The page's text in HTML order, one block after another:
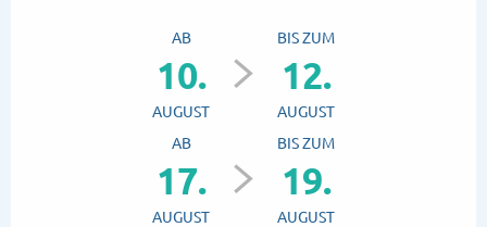
AB
10.
AUGUST
BIS ZUM
12.
AUGUST
AB
17.
AUGUST
BIS ZUM
19.
AUGUST